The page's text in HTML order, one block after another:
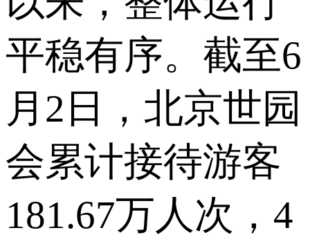
平稳有序。截至6
月2日，北京世园
会累计接待游客
181.67万人次，4